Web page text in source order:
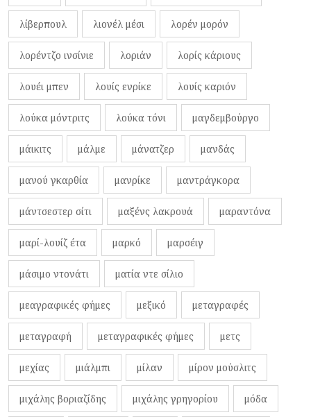
λίβερπουλ λιονέλ μέσι λορέν μορόν
λορέντζο ινσίνιε λοριάν λορίς κάριους
λουέι μπεν λουίς ενρίκε λουίς καριόν
λούκα μόντριτς λούκα τόνι μαγδεμβούργο
μάικιτς μάλμε μάνατζερ μανδάς
μανού γκαρθία μανρίκε μαντράγκορα
μάντσεστερ σίτι μαξένς λακρουά μαραντόνα
μαρί-λουίζ έτα μαρκό μαρσέιγ
μάσιμο ντονάτι ματία ντε σίλιο
μεαγραφικές φήμες μεξικό μεταγραφές
μεταγραφή μεταγραφικές φήμες μετς
μεχίας μιάλμπι μίλαν μίρον μούσλιτς
μιχάλης βοριαζίδης μιχάλης γρηγορίου μόδα